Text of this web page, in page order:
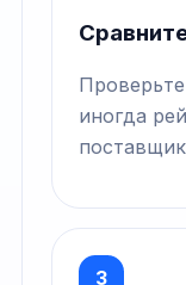
иногда
3